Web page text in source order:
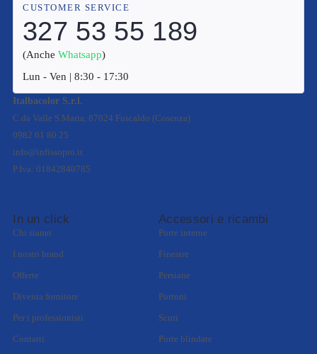
CUSTOMER SERVICE
327 53 55 189
(AncheWhatsapp)
Lun - Ven | 8:30 - 17:30
Italbacolor S.r.l.
C.da Valle S.Maria, 87024 Fuscaldo (Cosenza)
0982 61 80 25
info@infissopro.it
P.Iva: 01842840785
In un click
Chi siamo
I nostri brand
Offerte
Diventa fornitore
Per i professionisti
Contatti
Accessori e ricambi
Porte interne
Finestre
Persiane
Portoni
Scuri
Porte blindate